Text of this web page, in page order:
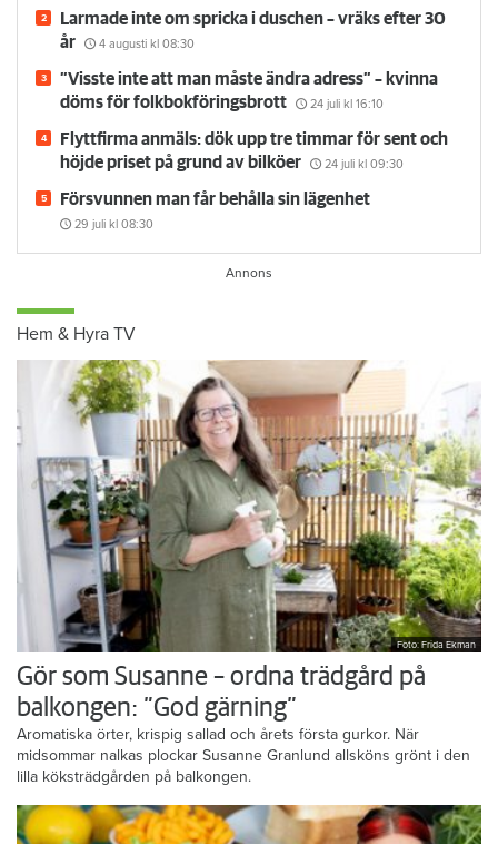
Larmade inte om spricka i duschen – vräks efter 30
år
4 augusti kl 08:30
”Visste inte att man måste ändra adress” – kvinna
döms för folkbokföringsbrott
24 juli kl 16:10
Flyttfirma anmäls: dök upp tre timmar för sent och
höjde priset på grund av bilköer
24 juli kl 09:30
Försvunnen man får behålla sin lägenhet
29 juli kl 08:30
Hem & Hyra TV
Foto: Frida Ekman
Gör som Susanne – ordna trädgård på
balkongen: ”God gärning”
Aromatiska örter, krispig sallad och årets första gurkor. När
midsommar nalkas plockar Susanne Granlund allsköns grönt i den
lilla köksträdgården på balkongen.